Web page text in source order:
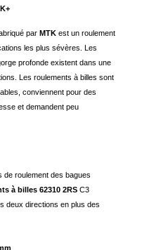
par MTK est un roulement
les plus sévères. Les
profonde existent dans une
Les roulements à billes sont
conviennent pour des
et demandent peu
roulement des bagues
à billes 62310 2RS C3
deux directions en plus des